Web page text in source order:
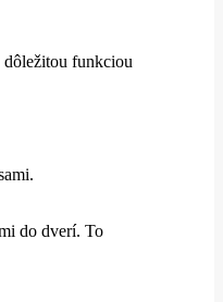
funkciou
do dverí. To